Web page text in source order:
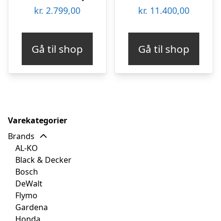
kr. 2.799,00
Gå til shop
kr. 11.400,00
Gå til shop
Varekategorier
Brands
AL-KO
Black & Decker
Bosch
DeWalt
Flymo
Gardena